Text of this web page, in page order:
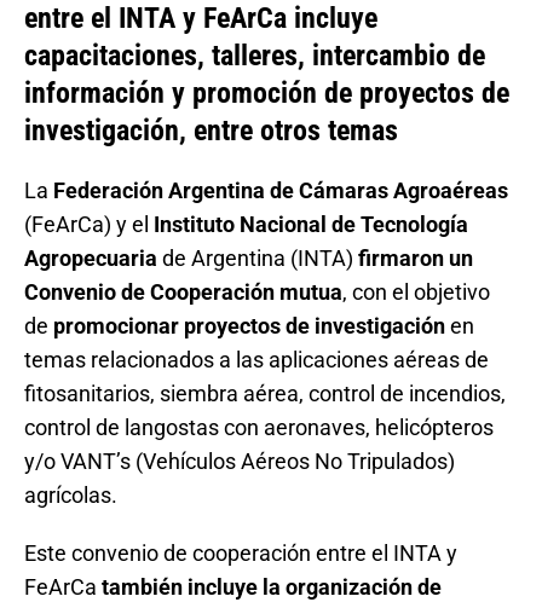
entre el INTA y FeArCa incluye
capacitaciones, talleres, intercambio de
información y promoción de proyectos de
investigación, entre otros temas
La Federación Argentina de Cámaras Agroaéreas
(FeArCa) y el Instituto Nacional de Tecnología
Agropecuaria de Argentina (INTA) firmaron un
Convenio de Cooperación mutua, con el objetivo
de promocionar proyectos de investigaciónen
temas relacionados a las aplicaciones aéreas de
fitosanitarios, siembra aérea, control de incendios,
control de langostas con aeronaves, helicópteros
y/o VANT’s (Vehículos Aéreos No Tripulados)
agrícolas.
Este convenio de cooperación entre el INTA y
FeArCa también incluye la organización de